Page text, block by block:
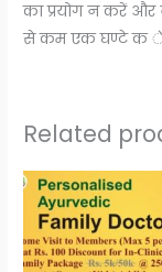
का प्रयोग न करें और
से कम एक घण्टे क
Related